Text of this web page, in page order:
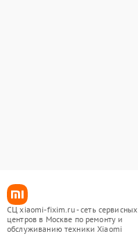
СЦ xiaomi-fixim.ru - сеть сервисных
центров в Москве по ремонту и
обслуживанию техники Xiaomi